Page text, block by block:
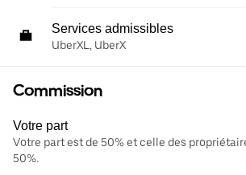
Services admissibles
UberXL, UberX
Commission
Votre part
Votre part est de 50% et celle des
50%.